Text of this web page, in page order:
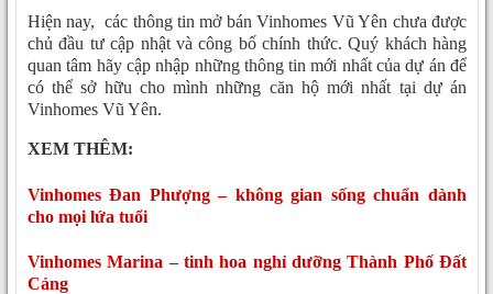
Hiện nay, các thông tin mở bán Vinhomes Vũ Yên chưa được
chủ đầu tư cập nhật và công bố chính thức. Quý khách hàng
quan tâm hãy cập nhập những thông tin mới nhất của dự án để
có thể sở hữu cho mình những căn hộ mới nhất tại dự án
Vinhomes Vũ Yên.
XEM THÊM:
Vinhomes Đan Phượng – không gian sống chuẩn dành
cho mọi lứa tuổi
Vinhomes Marina – tinh hoa nghỉ dưỡng Thành Phố Đất
Cảng